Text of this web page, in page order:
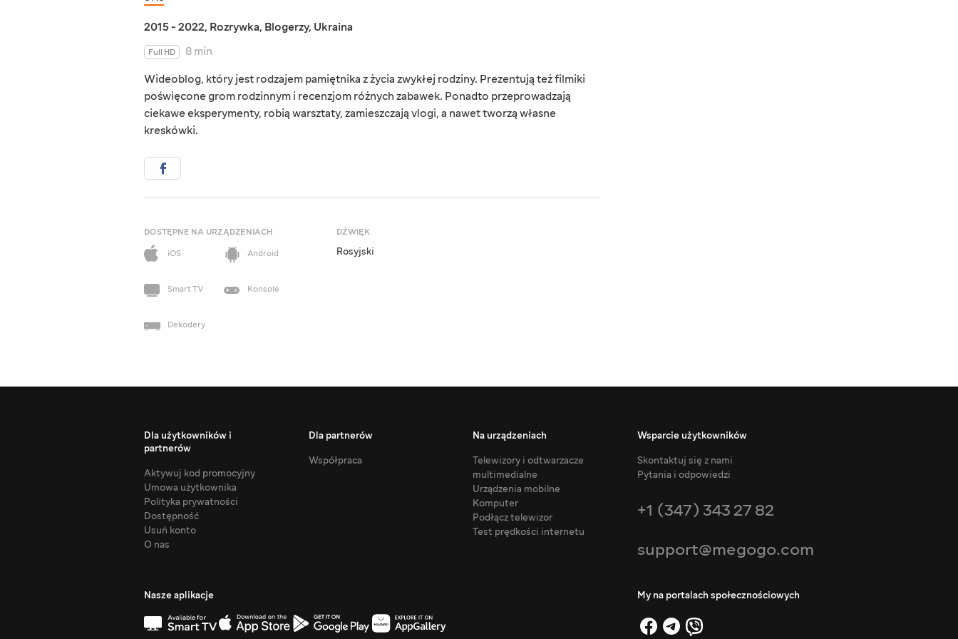
2015 - 2022, Rozrywka, Blogerzy, Ukraina
Full HD
8 min
Wideoblog, który jest rodzajem pamiętnika z życia zwykłej rodziny. Prezentują też filmiki
poświęcone grom rodzinnym i recenzjom różnych zabawek. Ponadto przeprowadzają
ciekawe eksperymenty, robią warsztaty, zamieszczają vlogi, a nawet tworzą własne
kreskówki.
DOSTĘPNE NA URZĄDZENIACH
iOS
Android
Smart TV Konsole
Dekodery
DŹWIĘK
Rosyjski
Dla użytkowników i
partnerów
Aktywuj kod promocyjny
Umowa użytkownika
Polityka prywatności
Dostępność
Usuń konto
O nas
Dla partnerów
Współpraca
Na urządzeniach
Telewizory i odtwarzacze
multimedialne
Urządzenia mobilne
Komputer
Podłącz telewizor
Test prędkości internetu
Wsparcie użytkowników
Skontaktuj się z nami
Pytania i odpowiedzi
+1 (347) 343 27 82
support@megogo.com
Nasze aplikacje My na portalach społecznościowych